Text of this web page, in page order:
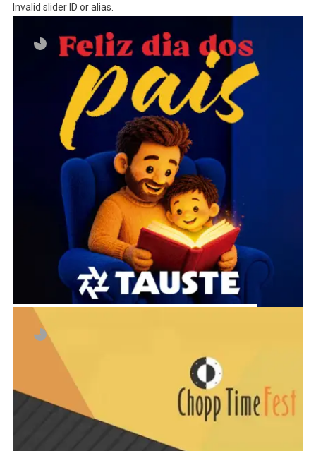
Invalid slider ID or alias.